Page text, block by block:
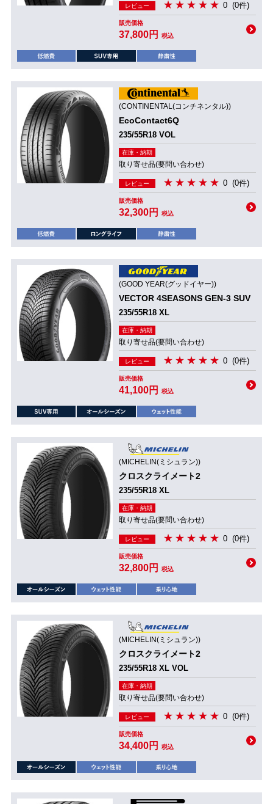
レビュー 0 (0件)
販売価格
37,800円 税込
(CONTINENTAL(コンチネンタル))
EcoContact6Q
235/55R18 VOL
在庫・納期
取り寄せ品(要問い合わせ)
レビュー 0 (0件)
販売価格
32,300円 税込
(GOOD YEAR(グッドイヤー))
VECTOR 4SEASONS GEN-3 SUV
235/55R18 XL
在庫・納期
取り寄せ品(要問い合わせ)
レビュー 0 (0件)
販売価格
41,100円 税込
(MICHELIN(ミシュラン))
クロスクライメート2
235/55R18 XL
在庫・納期
取り寄せ品(要問い合わせ)
レビュー 0 (0件)
販売価格
32,800円 税込
(MICHELIN(ミシュラン))
クロスクライメート2
235/55R18 XL VOL
在庫・納期
取り寄せ品(要問い合わせ)
レビュー 0 (0件)
販売価格
34,400円 税込